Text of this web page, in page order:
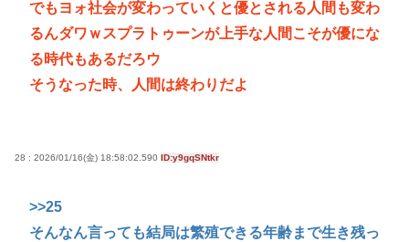
でもヨォ社会が変わっていくと優とされる人間も変わ
るんダワｗスプラトゥーンが上手な人間こそが優にな
る時代もあるだろウ
そうなった時、人間は終わりだよ
28 : 2026/01/16(金) 18:58:02.590 ID:y9gqSNtkr
>>25
そんなん言っても結局は繁殖できる年齢まで生き残っ